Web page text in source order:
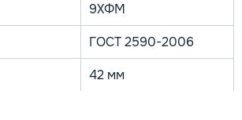
9ХФМ
ГОСТ 2590-2006
42 мм